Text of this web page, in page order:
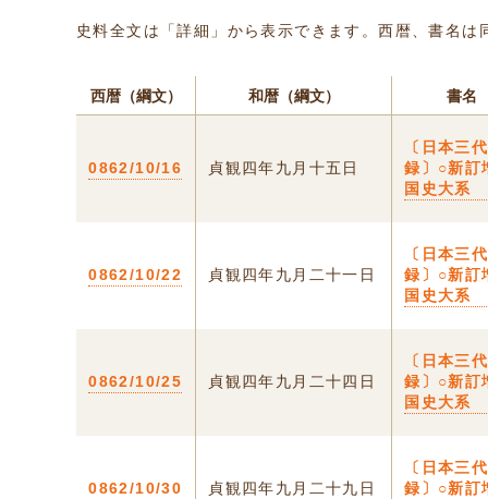
史料全文は「詳細」から表示できます。西暦、書名
西暦（綱文） 和暦（綱文） 書名
0862/10/16 貞観四年九月十五日
〔日本三
録〕○新訂
国史大系
0862/10/22 貞観四年九月二十一日
〔日本三
録〕○新訂
国史大系
0862/10/25 貞観四年九月二十四日
〔日本三
録〕○新訂
国史大系
0862/10/30 貞観四年九月二十九日
〔日本三
録〕○新訂